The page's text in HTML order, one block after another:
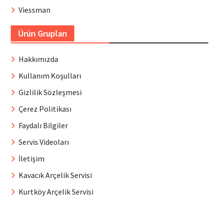
Viessman
Ürün Grupları
Hakkımızda
Kullanım Koşulları
Gizlilik Sözleşmesi
Çerez Politikası
Faydalı Bilgiler
Servis Videoları
İletişim
Kavacık Arçelik Servisi
Kurtköy Arçelik Servisi